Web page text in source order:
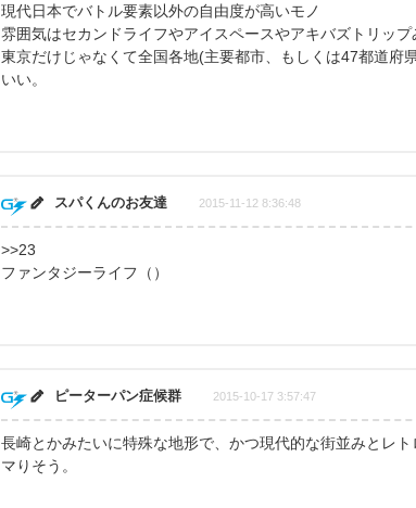
現代日本でバトル要素以外の自由度が高いモノ
雰囲気はセカンドライフやアイスペースやアキバズトリップ
東京だけじゃなくて全国各地(主要都市、もしくは47都道府
いい。
スパくんのお友達 2015-11-12 8:36:48
>>23
ファンタジーライフ（）
ピーターパン症候群 2015-10-17 3:57:47
長崎とかみたいに特殊な地形で、かつ現代的な街並みとレ
マりそう。